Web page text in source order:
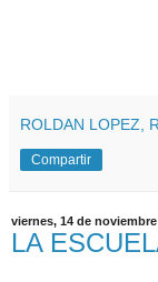
ROLDAN LOPEZ,
Compartir
viernes, 14 de noviembre
LA